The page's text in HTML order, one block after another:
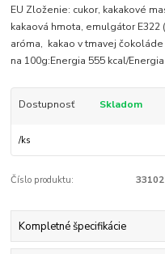
EU Zloženie: cukor, kakakové
kakaová hmota, emulgátor
aróma, kakao v tmavej
na 100g:Energia 555 kcal/
Dostupnosť Skladom
/ks
Číslo produktu:
Kompletné špecifikácie